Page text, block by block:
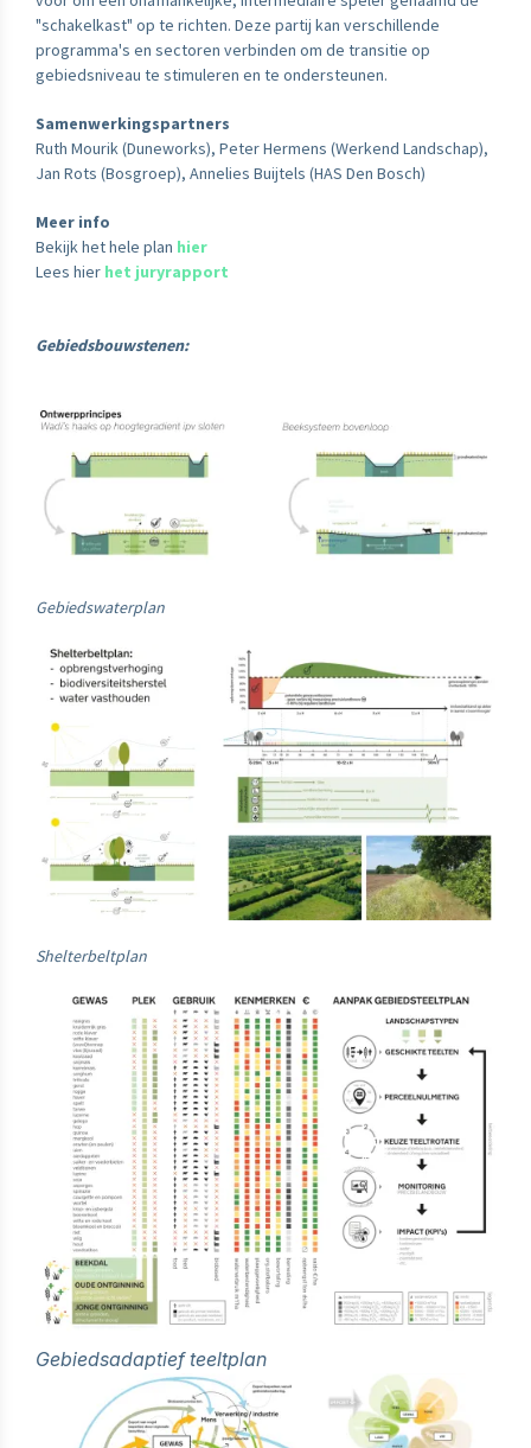
"schakelkast" op te richten. Deze partij kan verschillende
programma's en sectoren verbinden om de transitie op
gebiedsniveau te stimuleren en te ondersteunen.
Samenwerkingspartners
Ruth Mourik (Duneworks), Peter Hermens (Werkend Landschap),
Jan Rots (Bosgroep), Annelies Buijtels (HAS Den Bosch)
Meer info
Bekijk het hele plan hier
Lees hier het juryrapport
Gebiedsbouwstenen:
Gebiedswaterplan
Shelterbeltplan
Gebiedsadaptief teeltplan